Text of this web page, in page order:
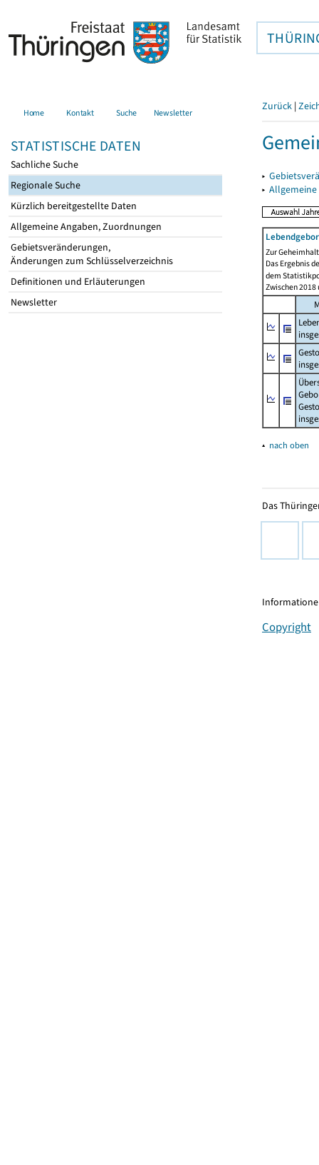
Home Kontakt Suche Newsletter
STATISTISCHE DATEN
Sachliche Suche
Regionale Suche
Kürzlich bereitgestellte Daten
Allgemeine Angaben, Zuordnungen
Gebietsveränderungen,
Änderungen zum Schlüsselverzeichnis
Definitionen und Erläuterungen
Newsletter
Zurück |
▸
▸
Zur
Das Ergebnis
dem
Zwischen
▴ nach oben
Das
Copyright